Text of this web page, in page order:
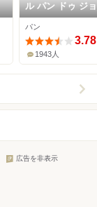
ル パン ドゥ ジ
ル･ロブション
マン新宿店
パン
3.78
1943人
広告を非表示